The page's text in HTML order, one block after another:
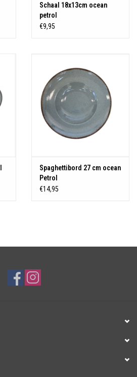
Schaal 18x13cm ocean
petrol
€9,95
Spaghettibord 27 cm ocean
Petrol
€14,95